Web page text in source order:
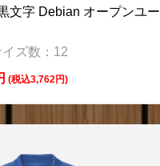
文字 Debian オープンユー
ズ数：12
(税込3,762円)